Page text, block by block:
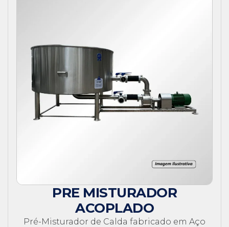
PRE MISTURADOR
ACOPLADO
Pré-Misturador de Calda fabricado em Aço